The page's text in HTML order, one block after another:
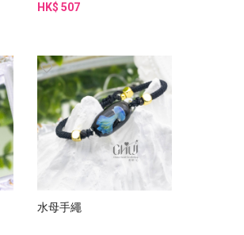
HK$ 507
水母手繩